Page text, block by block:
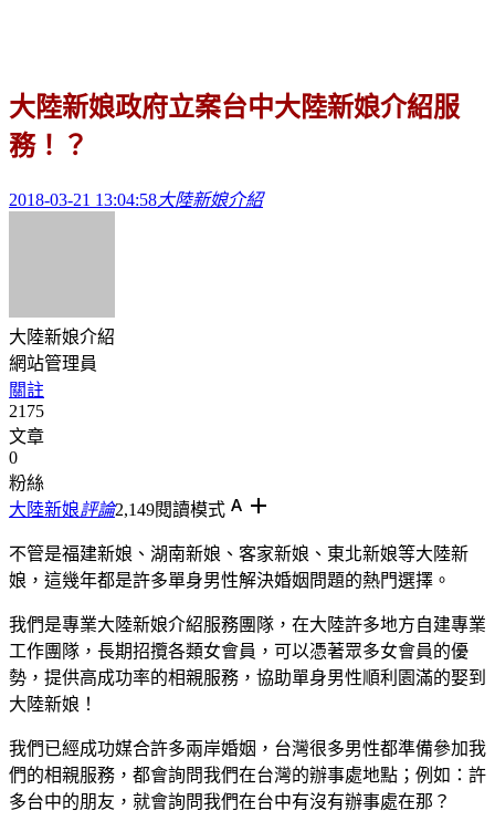
大陸新娘政府立案台中大陸新娘介紹服
務！？
2018-03-21 13:04:58大陸新娘介紹
大陸新娘介紹
網站管理員
關註
2175
文章
0
粉絲
大陸新娘評論2,149閱讀模式
不管是福建新娘、湖南新娘、客家新娘、東北新娘等大陸新
娘，這幾年都是許多單身男性解決婚姻問題的熱門選擇。
我們是專業大陸新娘介紹服務團隊，在大陸許多地方自建專業
工作團隊，長期招攬各類女會員，可以憑著眾多女會員的優
勢，提供高成功率的相親服務，協助單身男性順利園滿的娶到
大陸新娘！
我們已經成功媒合許多兩岸婚姻，台灣很多男性都準備參加我
們的相親服務，都會詢問我們在台灣的辦事處地點；例如：許
多台中的朋友，就會詢問我們在台中有沒有辦事處在那？